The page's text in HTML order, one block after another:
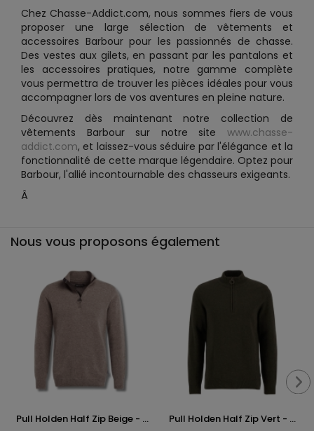
Chez Chasse-Addict.com, nous sommes fiers de vous
proposer une large sélection de vêtements et
accessoires Barbour pour les passionnés de chasse.
Des vestes aux gilets, en passant par les pantalons et
les accessoires pratiques, notre gamme complète
vous permettra de trouver les pièces idéales pour vous
accompagner lors de vos aventures en pleine nature.
Découvrez dès maintenant notre collection de
vêtements Barbour sur notre site www.chasse-
addict.com, et laissez-vous séduire par l'élégance et la
fonctionnalité de cette marque légendaire. Optez pour
Barbour, l'allié incontournable des chasseurs exigeants.
Â
Nous vous proposons également
Pull Holden Half Zip Beige - ... Pull Holden Half Zip Vert - ...